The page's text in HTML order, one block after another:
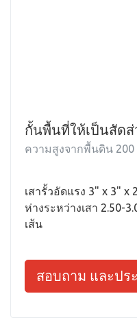
กั้นพื้นที่ให้เป็นสัด
ความสูงจากพื้นดิน 200
เสารั้วอัดแรง 3" x 3" x
ห่างระหว่างเสา 2.50-
เส้น
สอบถาม และปร